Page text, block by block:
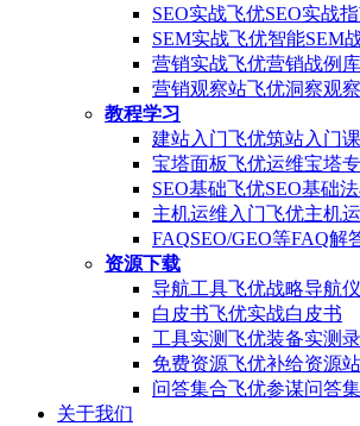
SEO实战飞优SEO实战
SEM实战飞优智能SEM
营销实战飞优营销战例库
营销观察站飞优洞察观
教程学习
建站入门飞优筑站入门课
宝塔面板飞优运维宝塔
SEO基础飞优SEO基础
主机运维入门飞优主机
FAQSEO/GEO等FAQ解
资源下载
导航工具飞优战略导航仪
白皮书飞优实战白皮书
工具实测飞优装备实测录
免费资源飞优补给资源站
问答集合飞优参谋问答集
关于我们